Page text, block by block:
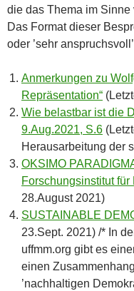
die das Thema im
Das Format dieser
oder ’sehr
Anmerkungen zu
Repräsentation“
Wie belastbar ist die
9.Aug.2021, S.6
Herausarbeitung der
OKSIMO
Forschungsinstitut für
28.August 2021)
SUSTAINABLE
23.Sept. 2021) /* In
uffmm.org gibt es
einen
’nachhaltigen